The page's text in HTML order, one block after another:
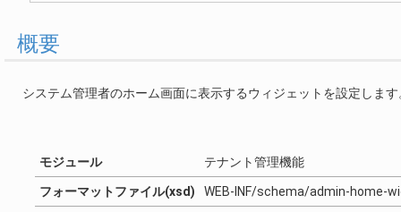
概要
システム管理者のホーム画面に表示するウィジェットを設定します
モジュール テナント管理機能
フォーマットファイル(xsd) WEB-INF/schema/admin-home-